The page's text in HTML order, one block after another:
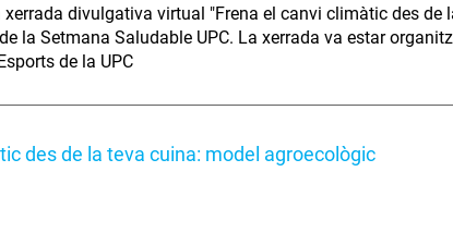
divulgativa virtual "Frena el canvi climàtic des de
la Setmana Saludable UPC. La xerrada va estar
de la UPC
des de la teva cuina: model agroecològic